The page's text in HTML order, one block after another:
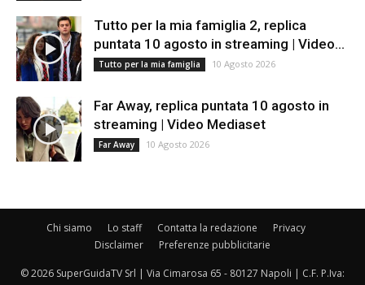
Tutto per la mia famiglia 2, replica
puntata 10 agosto in streaming | Video...
Tutto per la mia famiglia 10 Agosto 2026
Far Away, replica puntata 10 agosto in
streaming | Video Mediaset
Far Away 10 Agosto 2026
Chi siamo Lo staff Contatta la redazione
Privacy
Disclaimer
Preferenze pubblicitarie
© 2026 SuperGuidaTV Srl | Via Cimarosa 65 - 80127 Napoli | C.F. P.Iva: